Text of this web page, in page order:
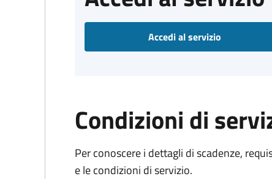
Accedi al servizio
Condizioni di
Per conoscere i dettagli di scadenze,
e le condizioni di servizio.